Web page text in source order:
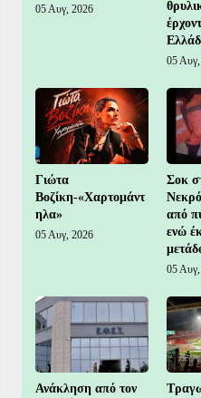
05 Αυγ, 2026
05
Γιώτα
Βοζίκη-«Χαρτομάντ
ηλα»
05 Αυγ, 2026
Σοκ
από
ενώ
05
Ανάκληση από τον